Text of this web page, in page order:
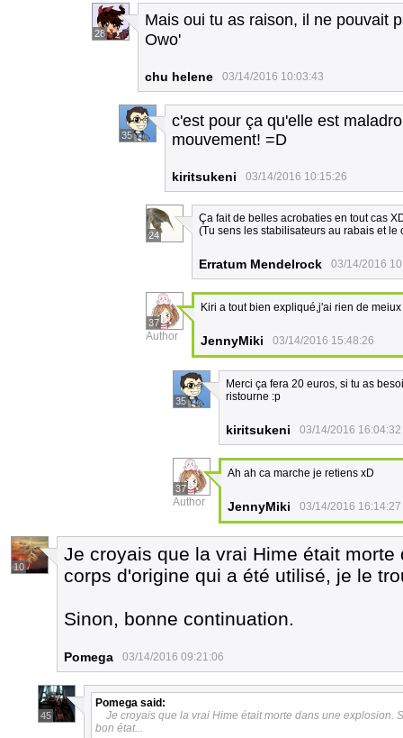
28
Mais oui tu as raison, il ne pouvait
Owo'
chu helene 03/14/2016 10:03:43
35
c'est pour ça qu'elle est
mouvement! =D
kiritsukeni 03/14/2016 10:15:26
24
Ça fait de belles acrobaties en tout cas
(Tu sens les stabilisateurs au rabais et le
Erratum Mendelrock 03/14/2016
37
Author
Kiri a tout bien expliqué,j'ai rien de
JennyMiki 03/14/2016 15:48:26
35
Merci ça fera 20 euros, si tu as
ristourne :p
kiritsukeni 03/14/2016 16:04:32
37
Author
Ah ah ca marche je retiens xD
JennyMiki 03/14/2016 16:14:27
10
Je croyais que la vrai Hime était
corps d'origine qui a été utilisé, je le
Sinon, bonne continuation.
Pomega 03/14/2016 09:21:06
45
Pomega said:
Je croyais que la vrai Hime était morte dans une explosion.
bon état...